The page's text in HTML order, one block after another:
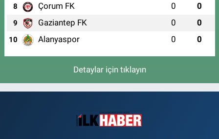
8 Çorum FK 0 0
9 Gaziantep FK 0 0
10 Alanyaspor 0 0
Detaylar için tıklayın